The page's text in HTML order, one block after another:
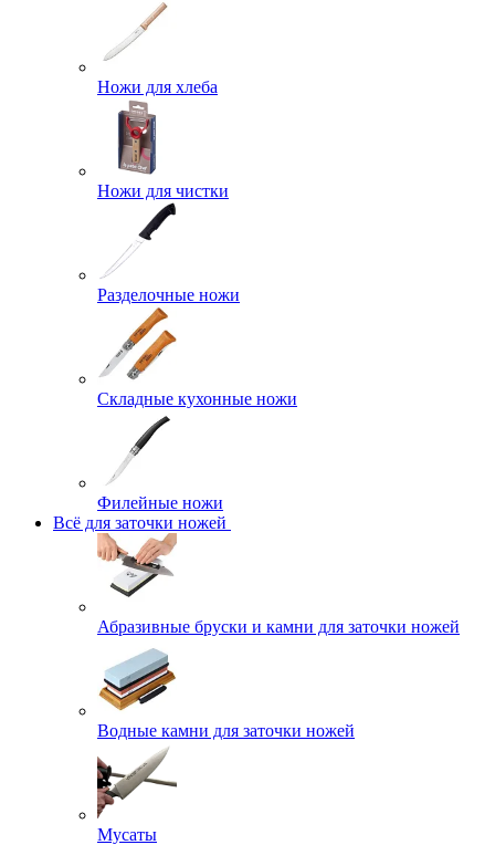
Ножи для хлеба
Ножи для чистки
Разделочные ножи
Складные кухонные ножи
Филейные ножи
Всё для заточки ножей
Абразивные бруски и камни для заточки ножей
Водные камни для заточки ножей
Мусаты